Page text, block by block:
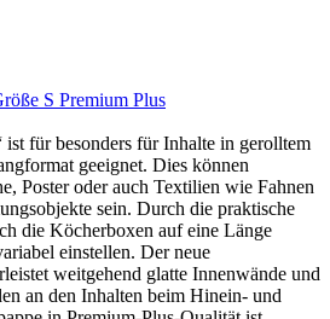
S Premium Plus
für besonders für Inhalte in gerolltem
geeignet. Dies können
Poster oder auch Textilien wie Fahnen
sein. Durch die praktische
die Köcherboxen auf eine Länge
einstellen. Der neue
weitgehend glatte Innenwände und
an den Inhalten beim Hinein- und